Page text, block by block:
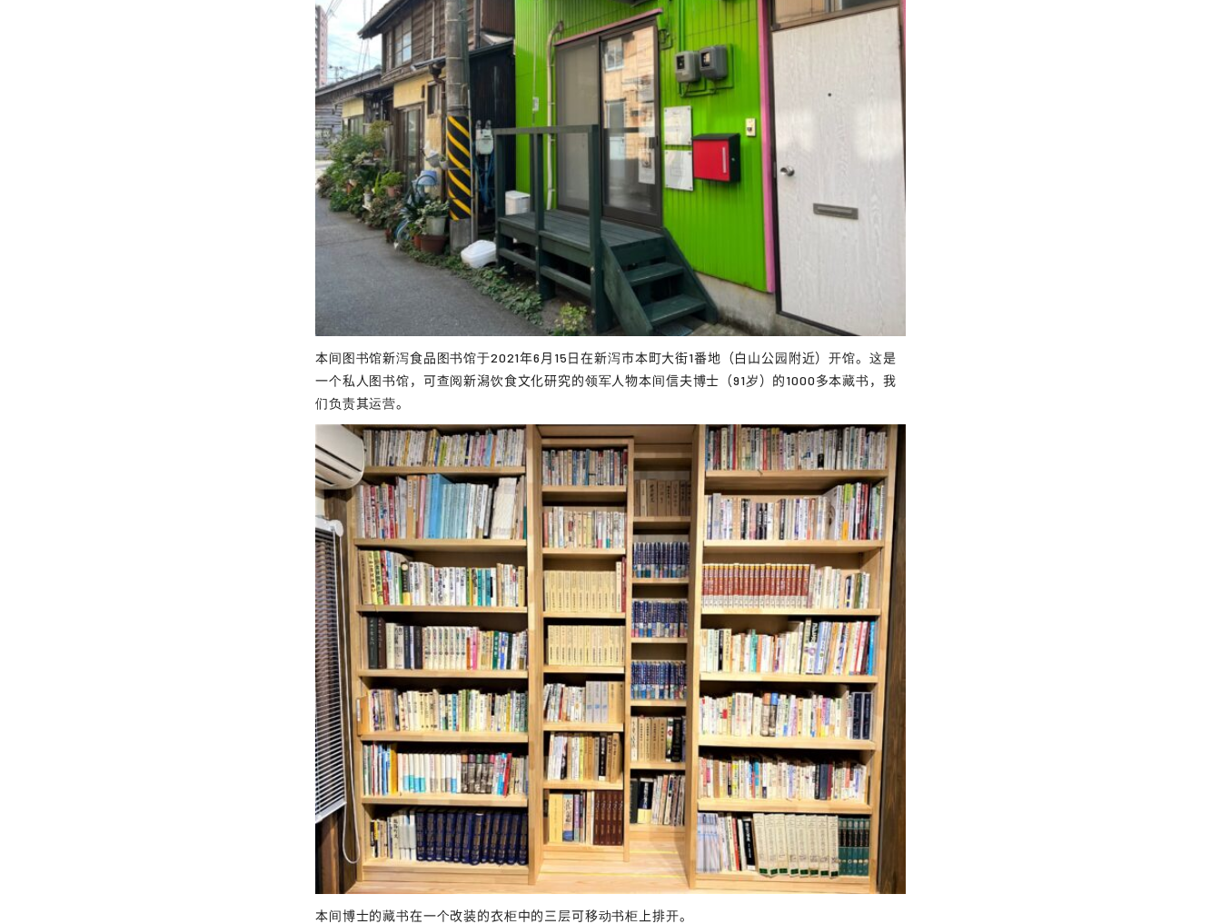
本间图书馆新泻食品图书馆于2021年6月15日在新泻市本町大街1番地（白山公园附近）开馆。这是
一个私人图书馆，可查阅新潟饮食文化研究的领军人物本间信夫博士（91岁）的1000多本藏书，我
们负责其运营。
本间博士的藏书在一个改装的衣柜中的三层可移动书柜上排开。